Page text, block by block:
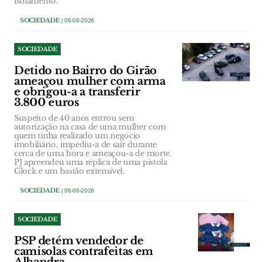
SOCIEDADE| 06-08-2026
SOCIEDADE
Detido no Bairro do Girão
ameaçou mulher com arma
e obrigou-a a transferir
3.800 euros
Suspeito de 40 anos entrou sem
autorização na casa de uma mulher com
quem tinha realizado um negócio
imobiliário, impediu-a de sair durante
cerca de uma hora e ameaçou-a de morte.
PJ apreendeu uma réplica de uma pistola
Glock e um bastão extensível.
SOCIEDADE| 06-08-2026
SOCIEDADE
PSP detém vendedor de
camisolas contrafeitas em